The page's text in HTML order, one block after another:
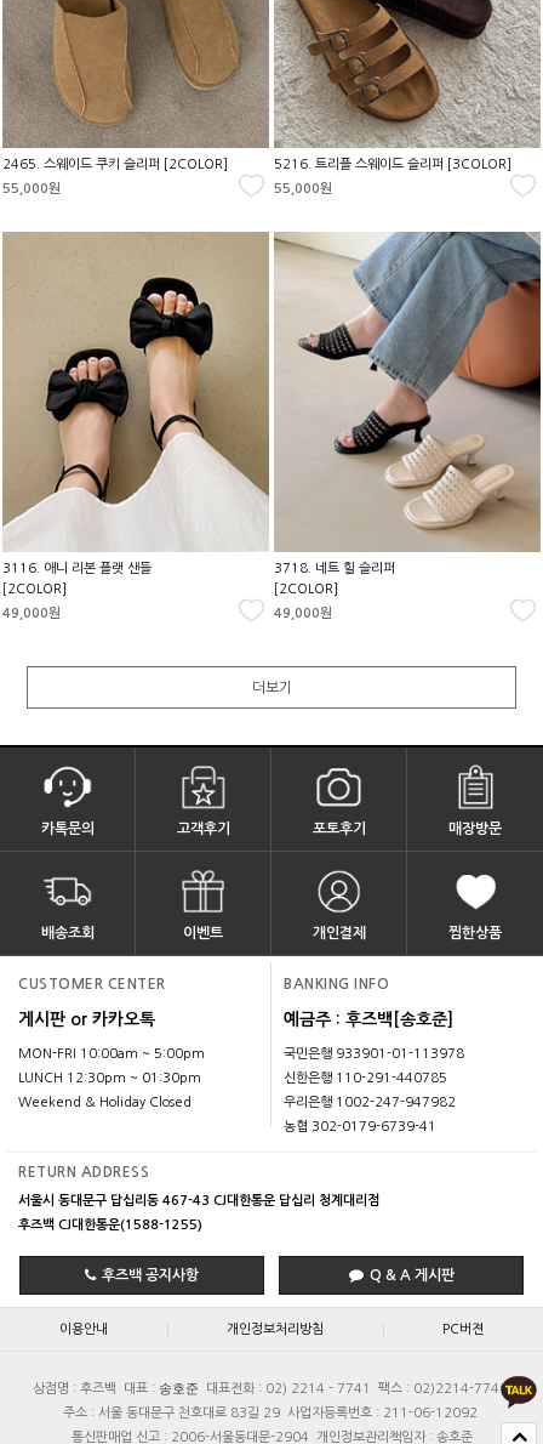
2465. 스웨이드 쿠키 슬리퍼 [2COLOR]
55,000원
5216. 트리플 스웨이드 슬리퍼 [3COLOR]
55,000원
3116. 애니 리본 플랫 샌들
[2COLOR]
49,000원
3718. 네트 힐 슬리퍼
[2COLOR]
49,000원
더보기
카톡문의 고객후기 포토후기 매장방문
배송조회 이벤트 개인결제 찜한상품
CUSTOMER CENTER
게시판 or 카카오톡
MON-FRI 10:00am ~ 5:00pm
LUNCH 12:30pm ~ 01:30pm
Weekend & Holiday Closed
BANKING INFO
예금주 : 후즈백[송호준]
국민은행 933901-01-113978
신한은행 110-291-440785
우리은행 1002-247-947982
농협 302-0179-6739-41
RETURN ADDRESS
서울시 동대문구 답십리동 467-43 CJ대한통운 답십리 청계대리점
후즈백 CJ대한통운(1588-1255)
후즈백 공지사항 Q & A 게시판
이용안내 | 개인정보처리방침 | PC버젼
상점명 : 후즈백 대표 : 송호준 대표전화 : 02) 2214 - 7741
팩스 : 02)2214-7740
주소 : 서울 동대문구 천호대로 83길 29 사업자등록번호 : 211-06-12092
통신판매업 신고 : 2006-서울동대문-2904
개인정보관리책임자 : 송호준